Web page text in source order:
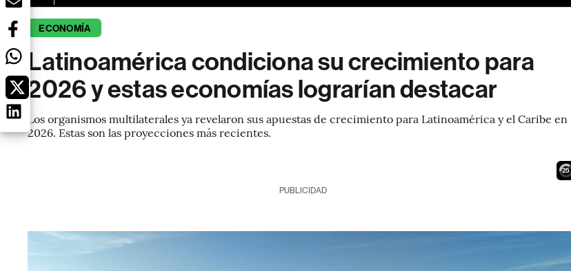
ECONOMÍA
Latinoamérica condiciona su crecimiento para
2026 y estas economías lograrían destacar
Los organismos multilaterales ya revelaron sus apuestas de crecimiento para Latinoamérica y el Caribe en
2026. Estas son las proyecciones más recientes.
24
PUBLICIDAD